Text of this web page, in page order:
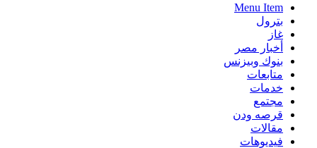
Menu Item
بترول
غاز
أخبار مصر
بنوك وبيزنس
متابعات
خدمات
مجتمع
قرصه ودن
مقالات
فيديوهات